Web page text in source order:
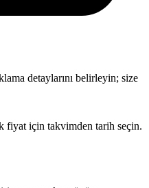
detaylarını belirleyin; size
fiyat için takvimden tarih seçin.